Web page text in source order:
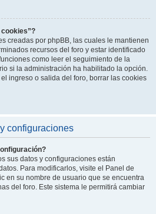
creadas por phpBB, las cuales le mantienen
recursos del foro y estar identificado
como leer el seguimiento de la
si la administración ha habilitado la opción.
ingreso o salida del foro, borrar las cookies
configuraciones
sus datos y configuraciones están
Para modificarlos, visite el Panel de
en su nombre de usuario que se encuentra
del foro. Este sistema le permitirá cambiar